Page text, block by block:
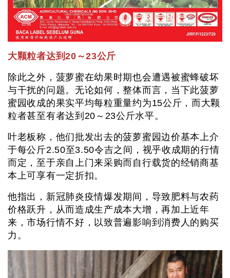
大颗粒者达到20～23公斤
除此之外，菠萝蜜在幼果时期也会遭遇被蜜蜂破坏
与干扰的问题。无论如何，整体而言，当下此菠萝
蜜园收成的果实平均每粒重量约为15公斤，而大颗
粒者甚至有者达到20～23公斤水平。
叶老板称，他们批发出去的菠萝蜜园边价基本上介
于每公斤2.50至3.50令吉之间，视乎收成期的行情
而定，至于亲自上门来采购而自行载货的经销商基
本上可享有一定折扣。
他指出，新冠肺炎疫情爆发期间，导致肥料与农药
价格跃升，从而造成生产成本大增，再加上近年
来，市场行情不好，以致普遍影响到消费人的购买
力。